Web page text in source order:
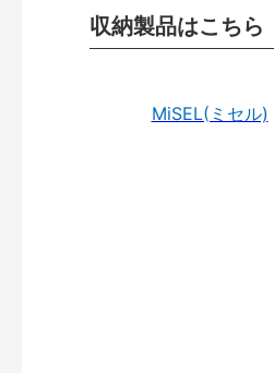
収納製品はこちら
MiSEL(ミセル)